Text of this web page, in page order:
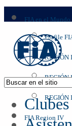
FIA en el Mundo
Profile
REGIÓN I
REGIÓN
REGIÓN
FIA Region IV